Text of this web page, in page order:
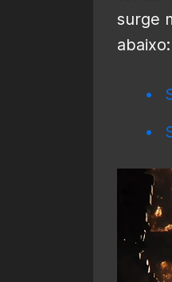
surge
abaixo: